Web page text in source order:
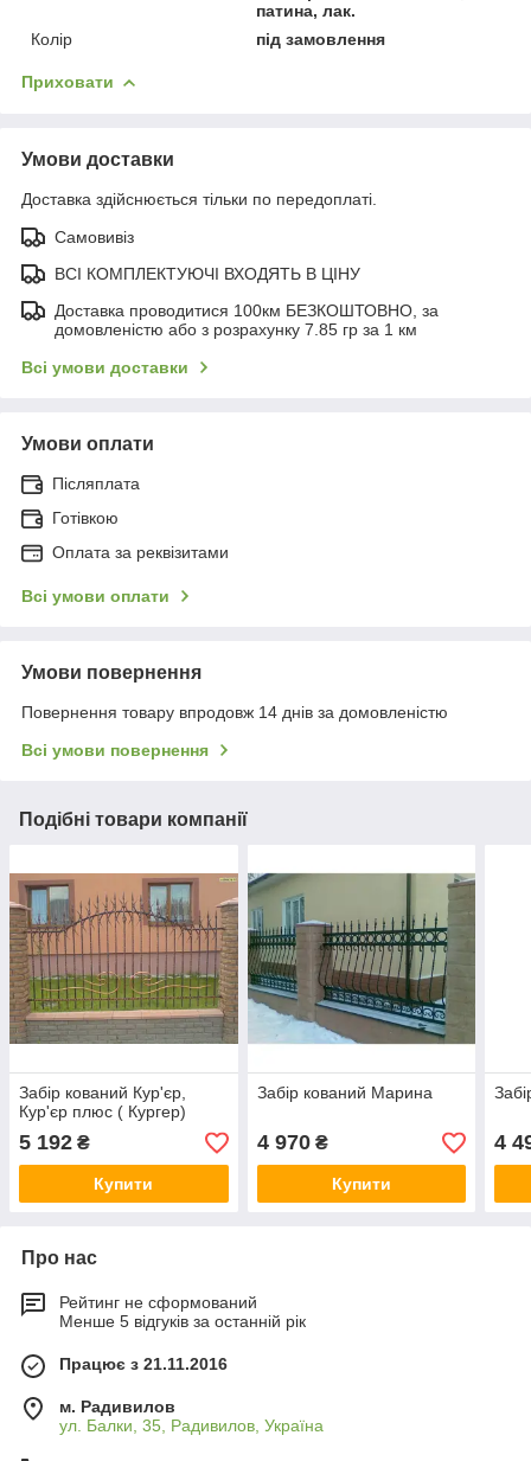
патина, лак.
Колір
під замовлення
Приховати
Умови доставки
Доставка здійснюється тільки по передоплаті.
Самовивіз
ВСІ КОМПЛЕКТУЮЧІ ВХОДЯТЬ В ЦІНУ
Доставка проводитися 100км БЕЗКОШТОВНО, за
домовленістю або з розрахунку 7.85 гр за 1 км
Всі умови доставки
Умови оплати
Післяплата
Готівкою
Оплата за реквізитами
Всі умови оплати
Умови повернення
Повернення товару впродовж 14 днів за домовленістю
Всі умови повернення
Подібні товари компанії
Забір кований Кур'єр,
Кур'єр плюс ( Кургер)
5 192 ₴
Купити
Забір кований Марина
4 970₴
Купити
4
Про нас
Рейтинг не сформований
Менше 5 відгуків за останній рік
Працює з 21.11.2016
м. Радивилов
ул. Балки, 35, Радивилов, Україна